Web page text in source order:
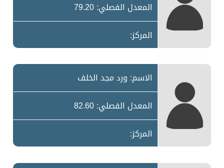
المعدل الفصلي: 79.20
المركز:
الاسم: ورد مجد الخلف
المعدل الفصلي: 82.60
المركز: